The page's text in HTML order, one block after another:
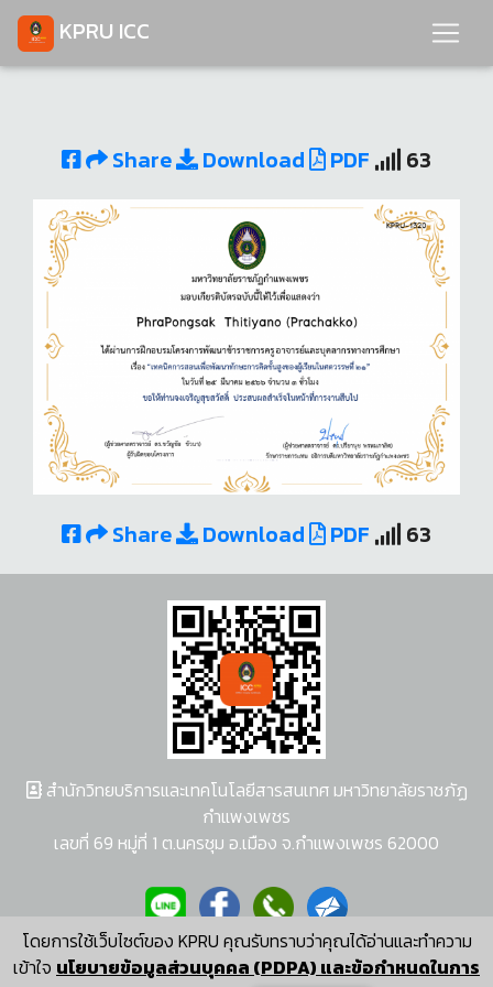
KPRU ICC
Share Download PDF 63
Share Download PDF 63
โดยการใช้เว็บไซต์ของ KPRU คุณรับทราบว่าคุณได้อ่านและทำความ
เข้าใจ นโยบายข้อมูลส่วนบุคคล (PDPA) และข้อกำหนดในการ
สำนักวิทยบริการและเทคโนโลยีสารสนเทศ มหาวิทยาลัยราชภัฏ
กำแพงเพชร
เลขที่ 69 หมู่ที่ 1 ต.นครชุม อ.เมือง จ.กำแพงเพชร 62000
ผู้พัฒนาระบบ อนุชา พวงผกา